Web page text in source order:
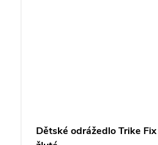
Dětské odrážedlo Trike